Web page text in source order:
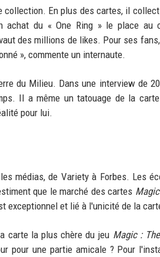
En plus des cartes, il
achat du « One Ring » le place
des millions de likes. Pour ses
», commente un internaute.
du Milieu. Dans une interview de
Il a même un tatouage de la
pour lui.
médias, de Variety à Forbes. Les
que le marché des cartes Magic
exceptionnel et lié à l'unicité de la
carte la plus chère du jeu Magic :
pour une partie amicale ? Pour